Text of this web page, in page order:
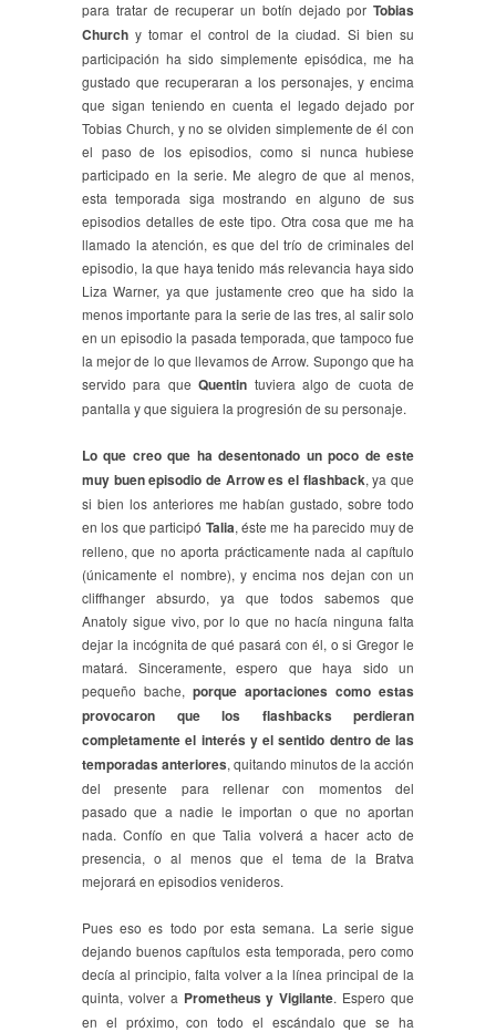
para tratar de recuperar un botín dejado por Tobias
Church y tomar el control de la ciudad. Si bien su
participación ha sido simplemente episódica, me ha
gustado que recuperaran a los personajes, y encima
que sigan teniendo en cuenta el legado dejado por
Tobias Church, y no se olviden simplemente de él con
el paso de los episodios, como si nunca hubiese
participado en la serie. Me alegro de que al menos,
esta temporada siga mostrando en alguno de sus
episodios detalles de este tipo. Otra cosa que me ha
llamado la atención, es que del trío de criminales del
episodio, la que haya tenido más relevancia haya sido
Liza Warner, ya que justamente creo que ha sido la
menos importante para la serie de las tres, al salir solo
en un episodio la pasada temporada, que tampoco fue
la mejor de lo que llevamos de Arrow. Supongo que ha
servido para queQuentin tuviera algo de cuota de
pantalla y que siguiera la progresión de su personaje.
Lo que creo que ha desentonado un poco de este
muy buen episodio de Arrow es el flashback, ya que
si bien los anteriores me habían gustado, sobre todo
en los que participó Talia, éste me ha parecido muy de
relleno, que no aporta prácticamente nada al capítulo
(únicamente el nombre), y encima nos dejan con un
cliffhanger absurdo, ya que todos sabemos que
Anatoly sigue vivo, por lo que no hacía ninguna falta
dejar la incógnita de qué pasará con él, o si Gregor le
matará. Sinceramente, espero que haya sido un
pequeño bache, porque aportaciones como estas
provocaron que los flashbacks perdieran
completamente el interés y el sentido dentro de las
temporadas anteriores, quitando minutos de la acción
del presente para rellenar con momentos del
pasado que a nadie le importan o que no aportan
nada. Confío en que Talia volverá a hacer acto de
presencia, o al menos que el tema de la Bratva
mejorará en episodios venideros.
Pues eso es todo por esta semana. La serie sigue
dejando buenos capítulos esta temporada, pero como
decía al principio, falta volver a la línea principal de la
quinta, volver a Prometheus y Vigilante. Espero que
en el próximo, con todo el escándalo que se ha